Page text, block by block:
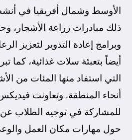
الأوسط وشمال أفريقيا في
ذلك مبادرات زراعة الأشجار،
وبرامج إعادة التدوير لتعزيز
أيضاً بتعبئة سلات غذائية، كما
التي استفاد منها المئات من
أنحاء المنطقة. وتعاونت
للمشاركة في توجيه الطلاب
حول مهارات مكان العمل